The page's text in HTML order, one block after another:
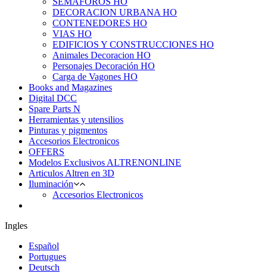
DECORACION URBANA HO
CONTENEDORES HO
VIAS HO
EDIFICIOS Y CONSTRUCCIONES HO
Animales Decoracion HO
Personajes Decoración HO
Carga de Vagones HO
Books and Magazines
Digital DCC
Spare Parts N
Herramientas y utensilios
Pinturas y pigmentos
Accesorios Electronicos
OFFERS
Modelos Exclusivos ALTRENONLINE
Articulos Altren en 3D
Iluminación
Accesorios Electronicos
Ingles
Español
Portugues
Deutsch